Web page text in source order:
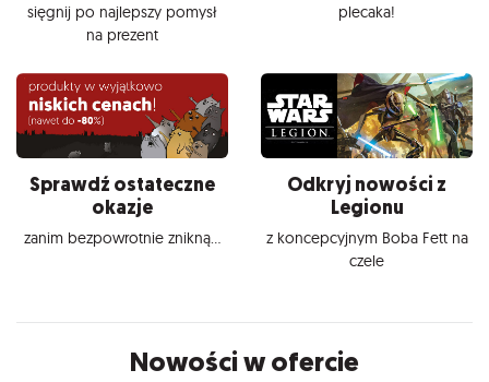
sięgnij po najlepszy pomysł
na prezent
plecaka!
Sprawdź ostateczne
okazje
zanim bezpowrotnie znikną...
Odkryj nowości z
Legionu
z koncepcyjnym Boba Fett na
czele
Nowości w ofercie